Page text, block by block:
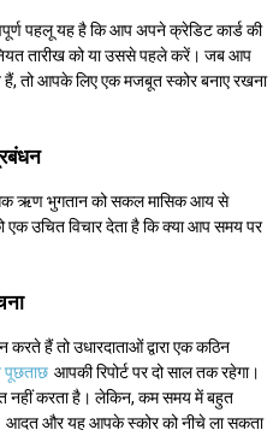
पहलू यह है कि आप अपने क्रेडिट कार्ड की
तारीख को या उससे पहले करें। जब आप
तो आपके लिए एक मजबूत स्कोर बनाए रखना
ऋण भुगतान को सकल मासिक आय से
एक उचित विचार देता है कि क्या आप समय पर
हैं तो उधारदाताओं द्वारा एक कठिन
पूछताछ आपकी रिपोर्ट पर दो साल तक रहेगा।
नहीं करता है। लेकिन, कम समय में बहुत
आदत और यह आपके स्कोर को नीचे ला सकता